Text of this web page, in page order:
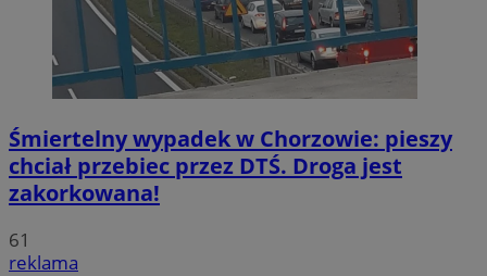
Śmiertelny wypadek w Chorzowie: pieszy
chciał przebiec przez DTŚ. Droga jest
zakorkowana!
61
reklama